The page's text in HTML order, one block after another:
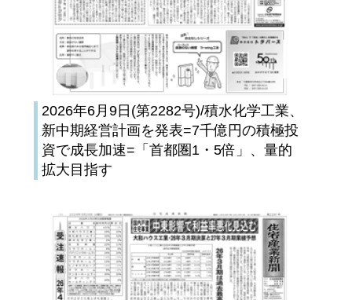
2026年6月9日(第2282号)/積水化学工業、
新中期経営計画を発表=7千億円の積極投
資で成長加速=「首都圏1・5倍」、量的
拡大目指す